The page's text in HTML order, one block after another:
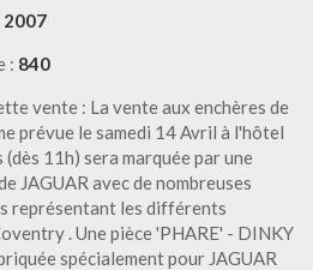
2007
: 840
vente : La vente aux enchères de
prévue le samedi 14 Avril à l'hôtel
11h) sera marquée par une
JAGUAR avec de nombreuses
représentant les différents
. Une pièce 'PHARE' - DINKY
spécialement pour JAGUAR